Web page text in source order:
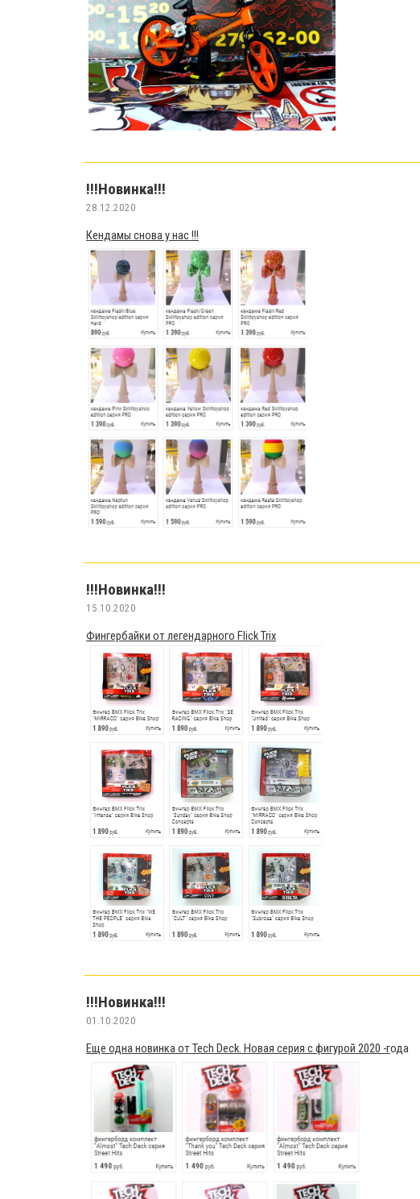
!!!Новинка!!!
28.12.2020
Кендамы снова у нас !!!
!!!Новинка!!!
15.10.2020
Фингербайки от легендарного Flick Trix
!!!Новинка!!!
01.10.2020
Еще одна новинка от Tech Deck. Новая серия с фигурой 2020 -года